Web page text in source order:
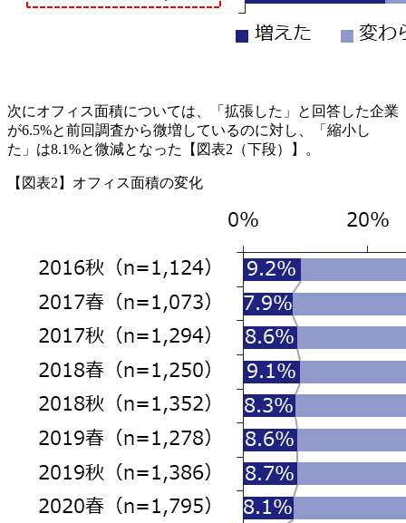
次にオフィス面積については、「拡張した」と回答した企業
が6.5%と前回調査から微増しているのに対し、「縮小し
た」は8.1%と微減となった【図表2（下段）】。
【図表2】オフィス面積の変化